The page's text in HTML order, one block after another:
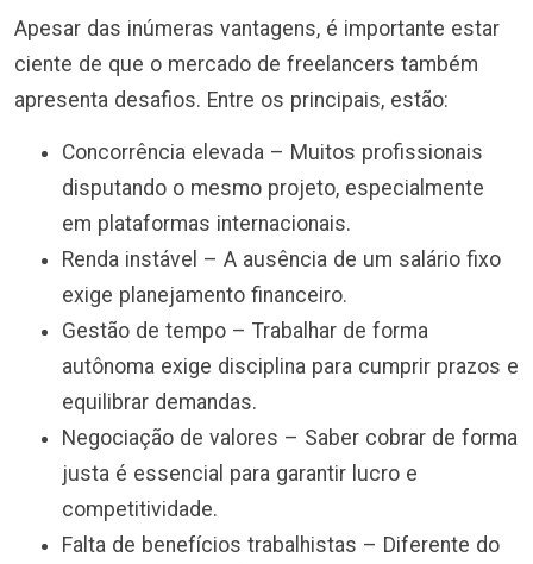
Apesar das inúmeras vantagens, é importante estar
ciente de que o mercado de freelancers também
apresenta desafios. Entre os principais, estão:
Concorrência elevada – Muitos profissionais
disputando o mesmo projeto, especialmente
em plataformas internacionais.
Renda instável – A ausência de um salário fixo
exige planejamento financeiro.
Gestão de tempo – Trabalhar de forma
autônoma exige disciplina para cumprir prazos e
equilibrar demandas.
Negociação de valores – Saber cobrar de forma
justa é essencial para garantir lucro e
competitividade.
Falta de benefícios trabalhistas – Diferente do